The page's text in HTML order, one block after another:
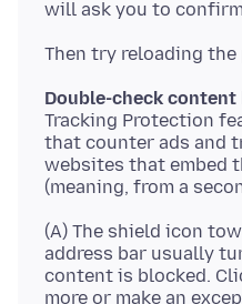
Double-check content
Tracking Protection
that counter ads and
websites that embed
(A) The shield icon
address bar usually
content is blocked.
more or make an